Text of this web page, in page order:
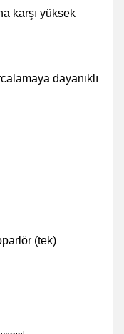
karşı yüksek
dayanıklı
(tek)